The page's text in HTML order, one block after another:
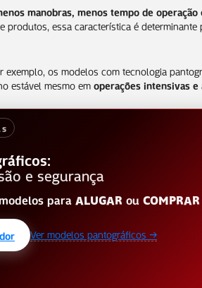
manobras, menos tempo de
produtos, essa característica é
exemplo, os modelos com tecnologia
estável mesmo emoperações intensivas
e segurança
para ALUGAR ou COMPRAR
Ver modelos pantográficos →